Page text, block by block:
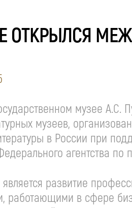
ОТКРЫЛСЯ
музее А.С.
музеев,
в России при
агентства
развитие
работающими в сфере